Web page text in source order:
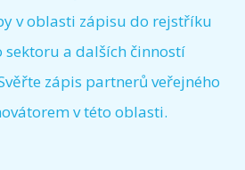
v oblasti zápisu do rejstříku
sektoru a dalších činností
zápis partnerů veřejného
v této oblasti.